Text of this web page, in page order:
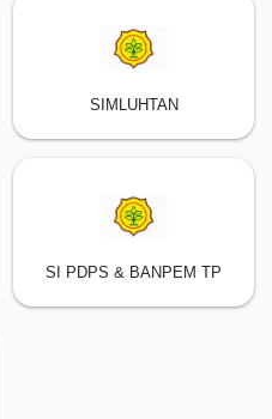
SIMLUHTAN
SI PDPS & BANPEM TP